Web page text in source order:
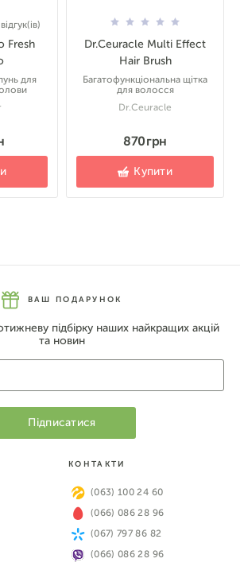
відгук(ів)
Fresh
для
Dr.Ceuracle Multi Effect
Hair Brush
Багатофункціональна щітка
для волосся
Dr.Ceuracle
870 грн
Купити
ВАШ ПОДАРУНОК
підбірку наших найкращих акцій
та новин
КОНТАКТИ
(063) 100 24 60
(066) 086 28 96
(067) 797 86 82
(066) 086 28 96